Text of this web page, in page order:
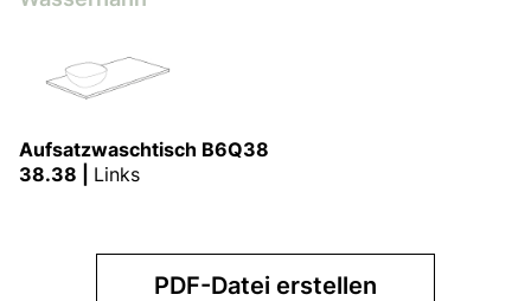
Aufsatzwaschtisch B6Q38
38.38 | Links
PDF-Datei erstellen